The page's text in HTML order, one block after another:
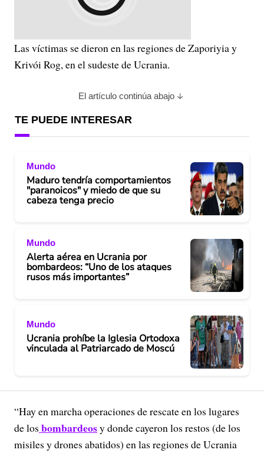
Las víctimas se dieron en las regiones de Zaporiyia y
Krivói Rog, en el sudeste de Ucrania.
El artículo continúa abajo
TE PUEDE INTERESAR
Mundo
Maduro tendría comportamientos
"paranoicos" y miedo de que su
cabeza tenga precio
Mundo
Alerta aérea en Ucrania por
bombardeos: “Uno de los ataques
rusos más importantes”
Mundo
Ucrania prohíbe la Iglesia Ortodoxa
vinculada al Patriarcado de Moscú
“Hay en marcha operaciones de rescate en los lugares
de los bombardeosy donde cayeron los restos (de los
misiles y drones abatidos) en las regiones de Ucrania